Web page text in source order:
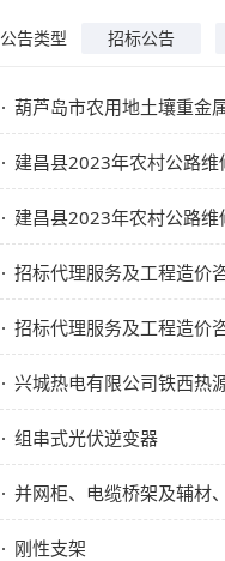
公告类型 招标公告
葫芦岛市农用地土壤重金
建昌县2023年农村公路维修改
建昌县2023年农村公路维修改
招标代理服务及工程造价
招标代理服务及工程造价
兴城热电有限公司铁西热
组串式光伏逆变器
并网柜、电缆桥架及辅材
刚性支架